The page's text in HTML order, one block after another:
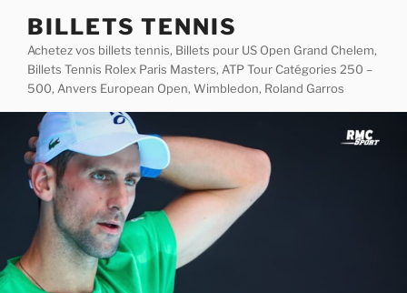
content
BILLETS TENNIS
Achetez vos billets tennis, Billets pour US Open Grand Chelem,
Billets Tennis Rolex Paris Masters, ATP Tour Catégories 250 –
500, Anvers European Open, Wimbledon, Roland Garros